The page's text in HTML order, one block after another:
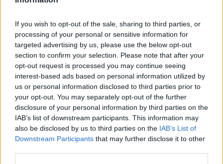
If you wish to opt-out of the sale, sharing to third parties, or
processing of your personal or sensitive information for
targeted advertising by us, please use the below opt-out
section to confirm your selection. Please note that after your
opt-out request is processed you may continue seeing
interest-based ads based on personal information utilized by
us or personal information disclosed to third parties prior to
your opt-out. You may separately opt-out of the further
disclosure of your personal information by third parties on the
IAB’s list of downstream participants. This information may
also be disclosed by us to third parties on the IAB’s List of
Downstream Participants that may further disclose it to other